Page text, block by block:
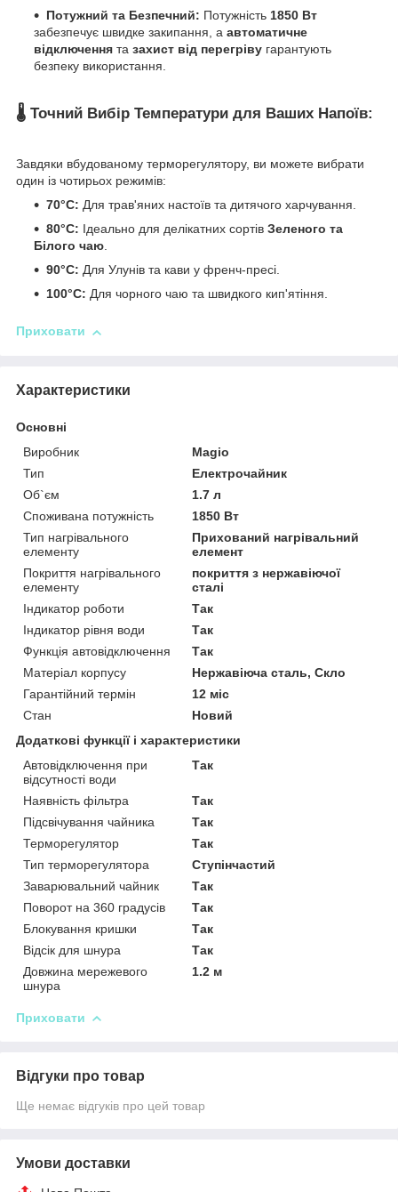
Потужний та Безпечний: Потужність 1850 Вт
забезпечує швидке закипання, а автоматичне
відключення та захист від перегріву гарантують
безпеку використання.
🌡️ Точний Вибір Температури для Ваших Напоїв:
Завдяки вбудованому терморегулятору, ви можете вибрати
один із чотирьох режимів:
70°C: Для трав'яних настоїв та дитячого харчування.
80°C: Ідеально для делікатних сортів Зеленого та
Білого чаю.
90°C: Для Улунів та кави у френч-пресі.
100°C: Для чорного чаю та швидкого кип'ятіння.
Приховати
Характеристики
Основні
Виробник
Magio
Тип
Електрочайник
Об`єм
1.7 л
Споживана потужність
1850 Вт
Тип нагрівального
елементу
Прихований нагрівальний
елемент
Покриття нагрівального
елементу
покриття з нержавіючої
сталі
Індикатор роботи
Так
Індикатор рівня води
Так
Функція автовідключення
Так
Матеріал корпусу
Нержавіюча сталь, Скло
Гарантійний термін
12 міс
Стан
Новий
Додаткові функції і характеристики
Автовідключення при
відсутності води
Так
Наявність фільтра
Так
Підсвічування чайника
Так
Терморегулятор
Так
Тип терморегулятора
Ступінчастий
Заварювальний чайник
Так
Поворот на 360 градусів
Так
Блокування кришки
Так
Відсік для шнура
Так
Довжина мережевого
шнура
1.2 м
Приховати
Відгуки про товар
Ще немає відгуків про цей товар
Умови доставки